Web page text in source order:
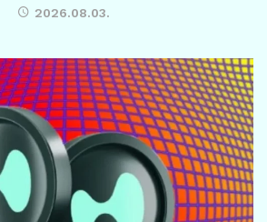
2026.08.03.